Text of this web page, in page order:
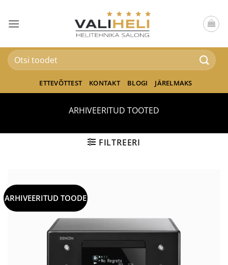
content
Otsi:
ETTEVÕTTEST KONTAKT BLOGI JÄRELMAKS
ARHIVEERITUD TOOTED
FILTREERI
ARHIVEERITUD TOODE